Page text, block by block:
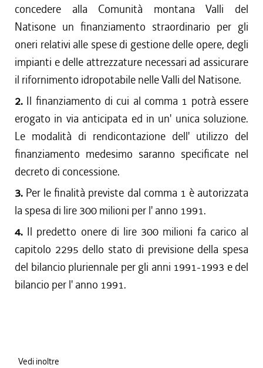
concedere alla Comunità montana Valli del
Natisone un finanziamento straordinario per gli
oneri relativi alle spese di gestione delle opere, degli
impianti e delle attrezzature necessari ad assicurare
il rifornimento idropotabile nelle Valli del Natisone.
2. Il finanziamento di cui al comma 1 potrà essere
erogato in via anticipata ed in un' unica soluzione.
Le modalità di rendicontazione dell' utilizzo del
finanziamento medesimo saranno specificate nel
decreto di concessione.
3. Per le finalità previste dal comma 1 è autorizzata
la spesa di lire 300 milioni per l' anno 1991.
4. Il predetto onere di lire 300 milioni fa carico al
capitolo 2295 dello stato di previsione della spesa
del bilancio pluriennale per gli anni 1991-1993 e del
bilancio per l' anno 1991.
Vedi inoltre